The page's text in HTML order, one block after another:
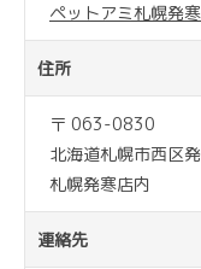
ペットアミ札幌発
住所
〒 063-0830
北海道札幌市西区
札幌発寒店内
連絡先